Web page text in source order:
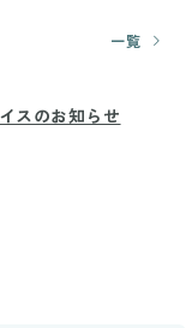
一覧
スのお知らせ